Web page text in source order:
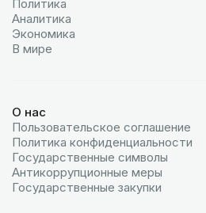
Политика
Аналитика
Экономика
В мире
О нас
Пользовательское соглашение
Политика конфиденциальности
Государственные символы
Антикоррупционные меры
Государственные закупки